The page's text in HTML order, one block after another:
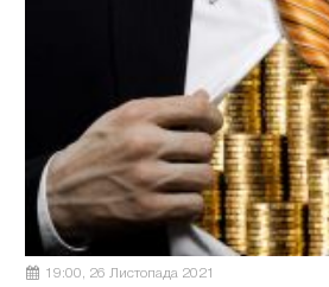
19:00, 26 Листопада 2021